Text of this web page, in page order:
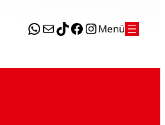
WhatsApp E-Mail TikTok Facebook InstagramMenü